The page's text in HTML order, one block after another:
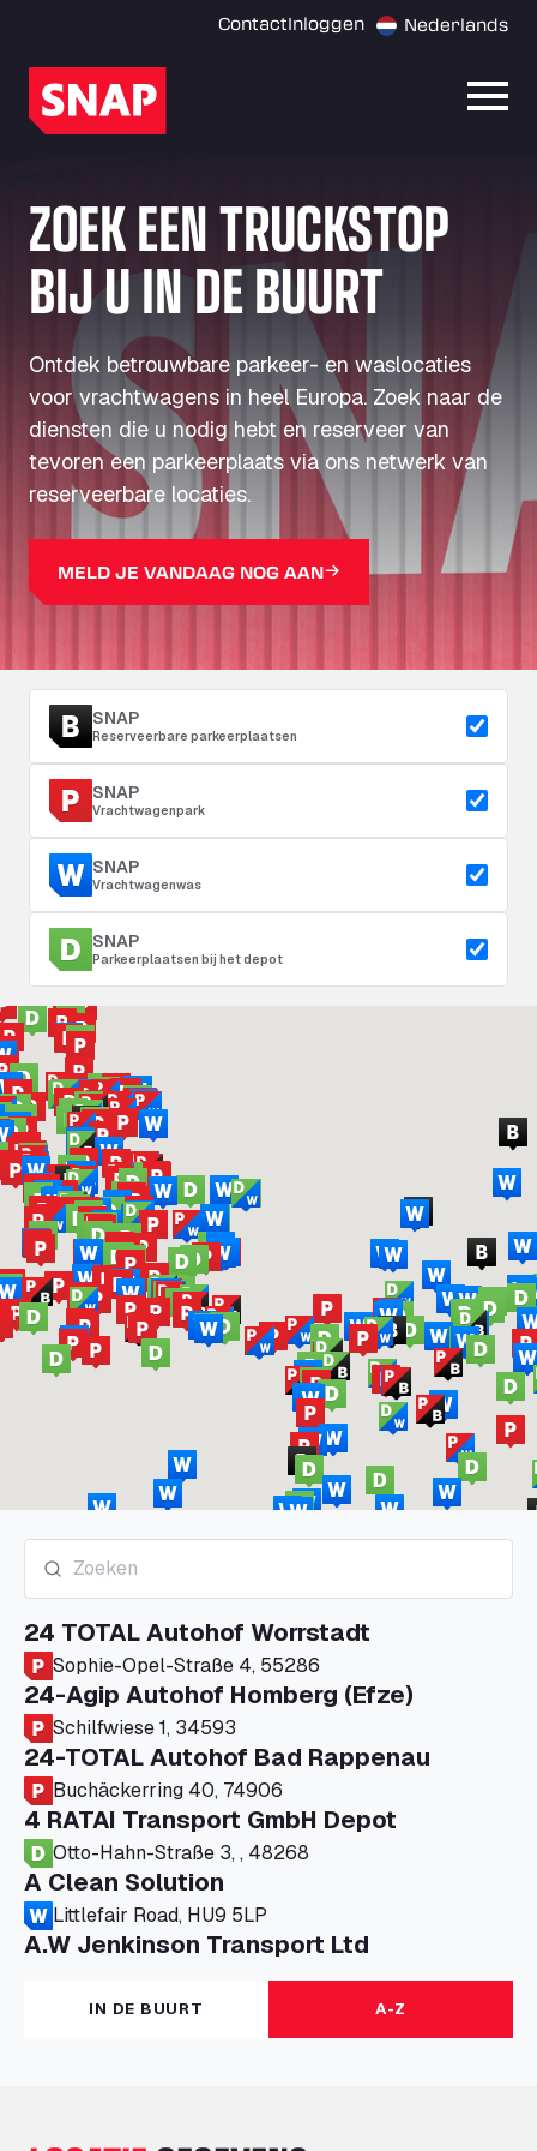
ContactInloggen Nederlands
ZOEK EEN TRUCKSTOP
BIJ U IN DE BUURT
Ontdek betrouwbare parkeer- en waslocaties
voor vrachtwagens in heel Europa. Zoek naar de
diensten die u nodig hebt en reserveer van
tevoren een parkeerplaats via ons netwerk van
reserveerbare locaties.
MELD JE VANDAAG NOG AAN
SNAP
Reserveerbare parkeerplaatsen
SNAP
Vrachtwagenpark
SNAP
Vrachtwagenwas
SNAP
Parkeerplaatsen bij het depot
24 TOTAL Autohof Worrstadt
Sophie-Opel-Straße 4, 55286
24-Agip Autohof Homberg (Efze)
Schilfwiese 1, 34593
24-TOTAL Autohof Bad Rappenau
Buchäckerring 40, 74906
4 RATAI Transport GmbH Depot
Otto-Hahn-Straße 3, , 48268
A Clean Solution
Littlefair Road, HU9 5LP
A.W Jenkinson Transport Ltd
Progress House, ME11 5GA
A+G Nettetal - Depot Parking
Am Panneschopp 7, 41334
IN DE BUURT A-Z